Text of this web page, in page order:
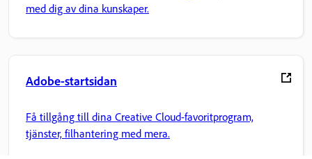
med dig av dina kunskaper.
Adobe-startsidan
Få tillgång till dina Creative Cloud-favoritprogram,
tjänster, filhantering med mera.